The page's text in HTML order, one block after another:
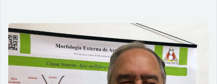
Audiodescrição e tecnologia a favor
da acessibilidade e da inclusão
20/06/2023